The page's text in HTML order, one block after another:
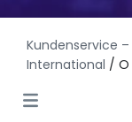
Kundenservice
International / O